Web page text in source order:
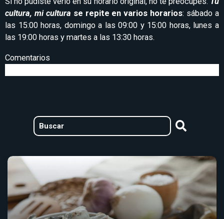
cultura, mi cultura se repite en varios horarios: sábado a
las 15:00 horas, domingo a las 09:00 y 15:00 horas, lunes a
las 19:00 horas y martes a las 13:30 horas.
Comentarios